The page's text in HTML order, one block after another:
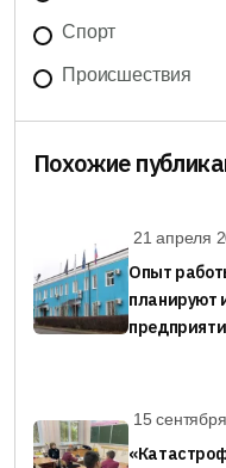
Спорт
Происшествия
Похожие
21 апреля
Опыт
планируют
15